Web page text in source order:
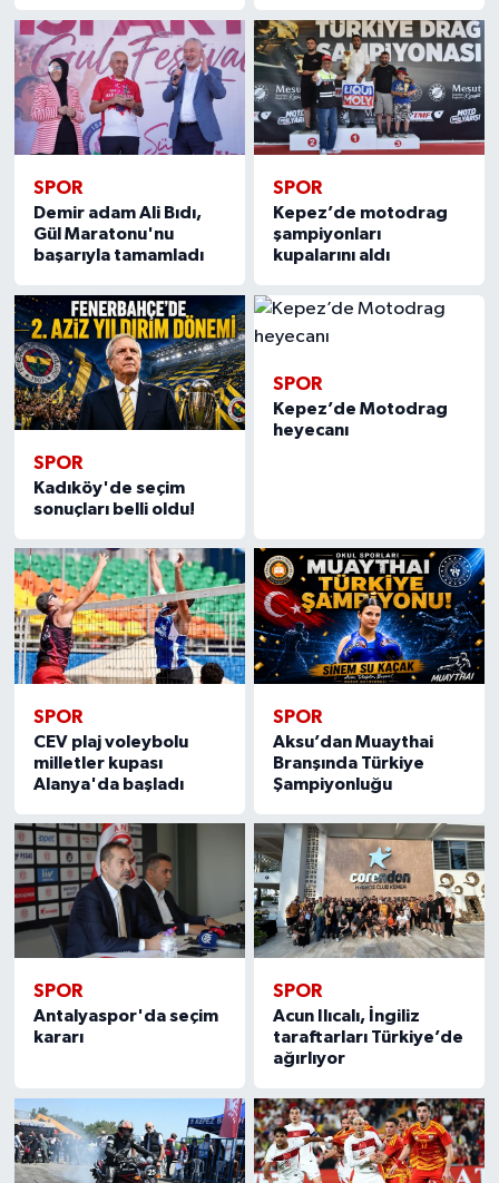
SPOR
Demir adam Ali Bıdı,
Gül Maratonu'nu
başarıyla tamamladı
SPOR
Kepez’de motodrag
şampiyonları
kupalarını aldı
SPOR
Kadıköy'de seçim
sonuçları belli oldu!
SPOR
Kepez’de Motodrag
heyecanı
SPOR
CEV plaj voleybolu
milletler kupası
Alanya'da başladı
SPOR
Aksu’dan Muaythai
Branşında Türkiye
Şampiyonluğu
SPOR
Antalyaspor'da seçim
kararı
SPOR
Acun Ilıcalı, İngiliz
taraftarları Türkiye’de
ağırlıyor